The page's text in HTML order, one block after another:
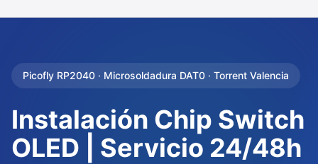
Picofly RP2040 · Microsoldadura DAT0 · Torrent Valencia
Instalación Chip Switch
OLED | Servicio 24/48h